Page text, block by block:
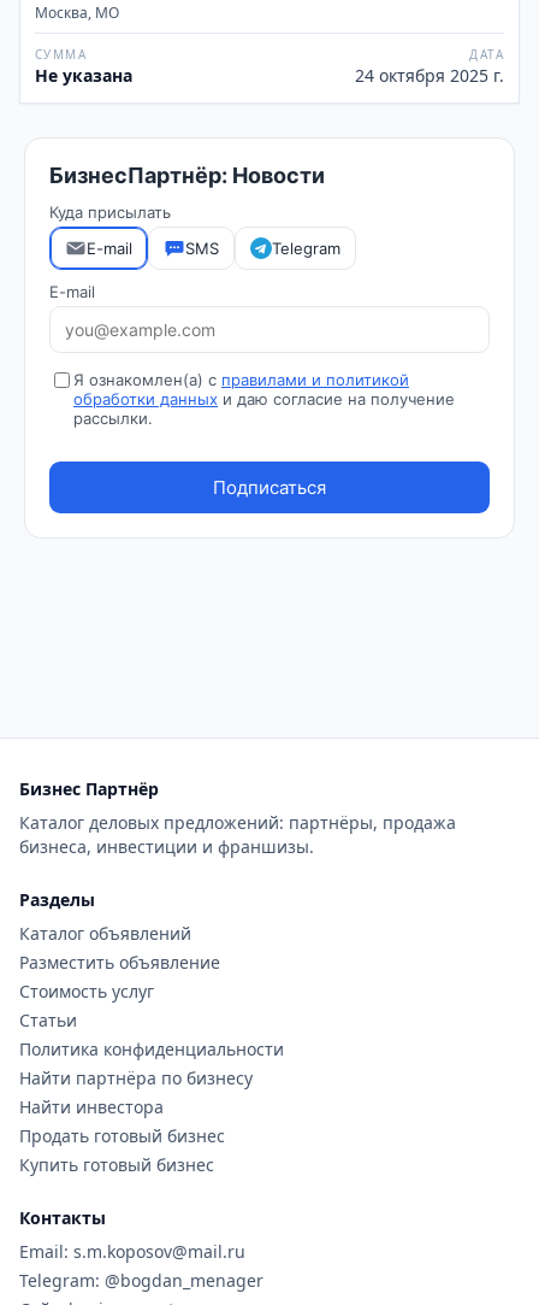
Москва, МО
СУММА
Не указана
ДАТА
24 октября 2025 г.
Бизнес Партнёр
Каталог деловых предложений: партнёры, продажа
бизнеса, инвестиции и франшизы.
Разделы
Каталог объявлений
Разместить объявление
Стоимость услуг
Статьи
Политика конфиденциальности
Найти партнёра по бизнесу
Найти инвестора
Продать готовый бизнес
Купить готовый бизнес
Контакты
Email: s.m.koposov@mail.ru
Telegram: @bogdan_menager